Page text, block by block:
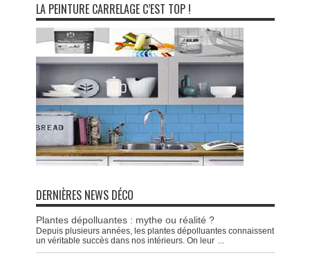
LA PEINTURE CARRELAGE C’EST TOP !
DERNIÈRES NEWS DÉCO
Plantes dépolluantes : mythe ou réalité ?
Depuis plusieurs années, les plantes dépolluantes connaissent
un véritable succès dans nos intérieurs. On leur ...